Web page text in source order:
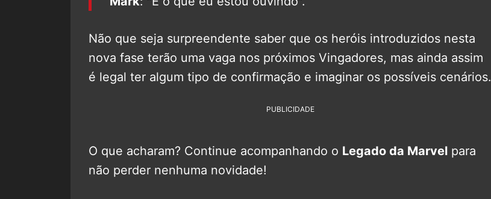
Não que seja surpreendente saber que os heróis introduzidos nesta
nova fase terão uma vaga nos próximos Vingadores, mas ainda assim
é legal ter algum tipo de confirmação e imaginar os possíveis cenários.
PUBLICIDADE
O que acharam? Continue acompanhando o Legado da Marvel para
não perder nenhuma novidade!